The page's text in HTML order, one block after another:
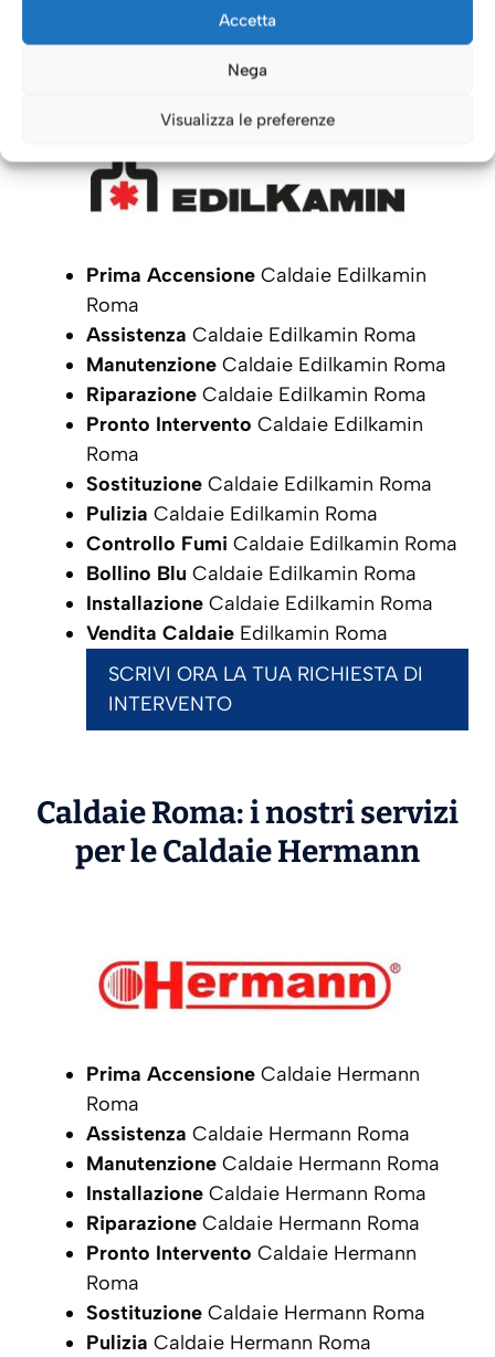
Accetta
Nega
Visualizza le preferenze
Caldaie Roma: i nostri servizi
per le CaldaieEdilkamin
Prima Accensione Caldaie Edilkamin
Roma
Assistenza Caldaie Edilkamin Roma
Manutenzione Caldaie Edilkamin Roma
Riparazione Caldaie Edilkamin Roma
Pronto Intervento Caldaie Edilkamin
Roma
Sostituzione Caldaie Edilkamin Roma
Pulizia Caldaie Edilkamin Roma
Controllo Fumi Caldaie Edilkamin Roma
Bollino Blu Caldaie Edilkamin Roma
Installazione Caldaie Edilkamin Roma
Vendita Caldaie Edilkamin Roma
SCRIVI ORA LA TUA RICHIESTA DI
INTERVENTO
Caldaie Roma: i nostri servizi
per le CaldaieHermann
Prima Accensione Caldaie Hermann
Roma
Assistenza Caldaie Hermann Roma
Manutenzione Caldaie Hermann Roma
Installazione Caldaie Hermann Roma
Riparazione Caldaie Hermann Roma
Pronto Intervento Caldaie Hermann
Roma
Sostituzione Caldaie Hermann Roma
Pulizia Caldaie Hermann Roma